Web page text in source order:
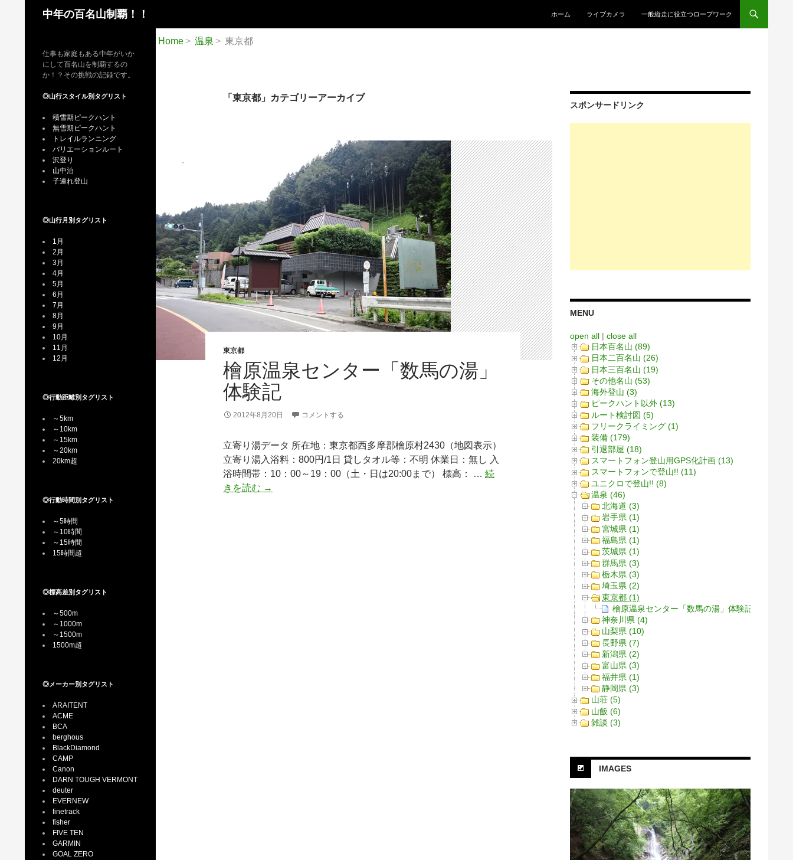
中年の百名山制覇！！
ホーム
ライブカメラ 一般縦走に役立つロープワーク
Home 温泉 東京都
「東京都」カテゴリーアーカイブ
東京都
檜原温泉センター「数馬の湯」
体験記
2012年8月20日 コメントする
立寄り湯データ 所在地：東京都西多摩郡檜原村2430（地図表示）
立寄り湯入浴料：800円/1日 貸しタオル等：不明 休業日：無し 入
浴時間帯：10：00～19：00（土・日は20:00まで） 標高： … 続
きを読む 檜
→
スポンサードリンク
MENU
open all | close all
日本百名山 (89)
日本二百名山 (26)
日本三百名山 (19)
その他名山 (53)
海外登山 (3)
ピークハント以外 (13)
ルート検討図 (5)
フリークライミング (1)
装備 (179)
引退部屋 (18)
スマートフォン登山用GPS化計画 (13)
スマートフォンで登山!! (11)
ユニクロで登山!! (8)
温泉 (46)
北海道 (3)
岩手県 (1)
宮城県 (1)
福島県 (1)
茨城県 (1)
群馬県 (3)
栃木県 (3)
埼玉県 (2)
東京都 (1)
檜原温泉センター「数馬の湯」体験記
神奈川県 (4)
山梨県 (10)
長野県 (7)
新潟県 (2)
富山県 (3)
福井県 (1)
静岡県 (3)
山荘 (5)
山飯 (6)
雑談 (3)
IMAGES
仕事も家庭もある中年がいか
にして百名山を制覇するの
か！？その挑戦の記録です。
◎山行スタイル別タグリスト
積雪期ピークハント
無雪期ピークハント
トレイルランニング
バリエーションルート
沢登り
山中泊
子連れ登山
◎山行月別タグリスト
1月
2月
3月
4月
5月
6月
7月
8月
9月
10月
11月
12月
◎行動距離別タグリスト
～5km
～10km
～15km
～20km
20km超
◎行動時間別タグリスト
～5時間
～10時間
～15時間
15時間超
◎標高差別タグリスト
～500m
～1000m
～1500m
1500m超
◎メーカー別タグリスト
ARAITENT
ACME
BCA
berghous
BlackDiamond
CAMP
Canon
DARN TOUGH VERMONT
deuter
EVERNEW
finetrack
fisher
FIVE TEN
GARMIN
GOAL ZERO